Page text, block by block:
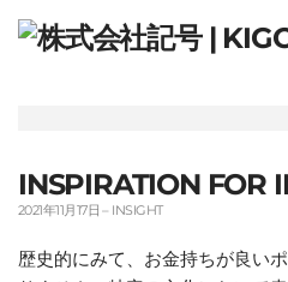
INSPIRATION FOR
2021年11月17日 – INSIGHT
歴史的にみて、お金持ちが良い